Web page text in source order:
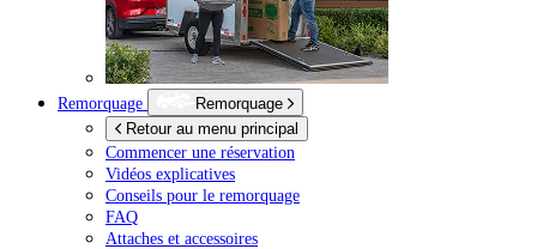
Remorquage
Remorquage
Retour au menu principal
Commencer une réservation
Vidéos explicatives
Conseils pour le remorquage
FAQ
Attaches et accessoires